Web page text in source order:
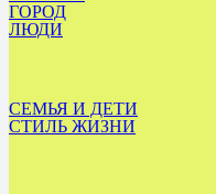
ГОРОД
ЛЮДИ
СЕМЬЯ И ДЕТИ
СТИЛЬ ЖИЗНИ